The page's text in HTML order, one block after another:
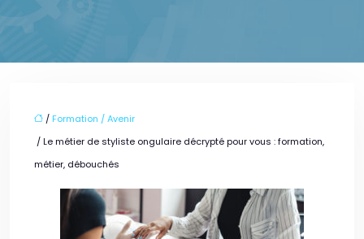
/ Formation / Avenir
/ Le métier de styliste ongulaire décrypté pour vous : formation,
métier, débouchés